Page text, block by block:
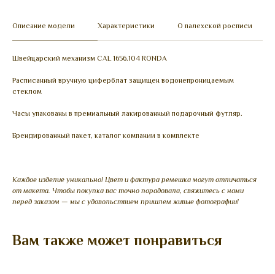
Описание модели Характеристики О палехской росписи
Швейцарский механизм CAL 1656.104 RONDA
Расписанный вручную циферблат защищен водонепроницаемым
стеклом
Часы упакованы в премиальный лакированный подарочный футляр.
Брендированный пакет, каталог компании в комплекте
Каждое изделие уникально! Цвет и фактура ремешка могут отличаться
от макета. Чтобы покупка вас точно порадовала, свяжитесь с нами
перед заказом — мы с удовольствием пришлем живые фотографии!
Вам также может понравиться